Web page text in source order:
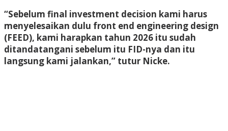
“Sebelum final investment decision kami harus
menyelesaikan dulu front end engineering design
(FEED), kami harapkan tahun 2026 itu sudah
ditandatangani sebelum itu FID-nya dan itu
langsung kami jalankan,” tutur Nicke.